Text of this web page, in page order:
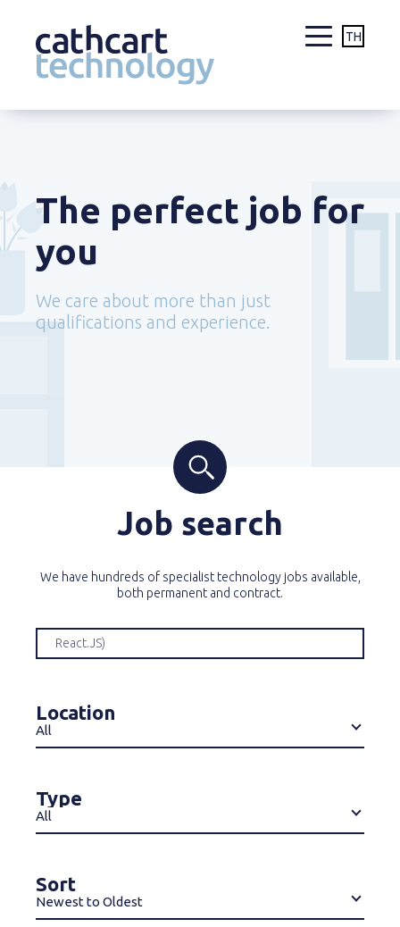
TH
The perfect job for
you
We care about more than just
qualifications and experience.
Job search
We have hundreds of specialist technology jobs available,
both permanent and contract.
Location
All
Type
All
Sort
Newest to Oldest